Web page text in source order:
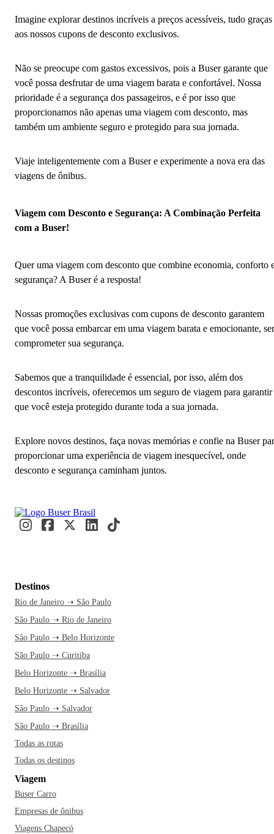
Imagine explorar destinos incríveis a preços acessíveis, tudo graças
aos nossos cupons de desconto exclusivos.
Não se preocupe com gastos excessivos, pois a Buser garante que
você possa desfrutar de uma viagem barata e confortável. Nossa
prioridade é a segurança dos passageiros, e é por isso que
proporcionamos não apenas uma viagem com desconto, mas
também um ambiente seguro e protegido para sua jornada.
Viaje inteligentemente com a Buser e experimente a nova era das
viagens de ônibus.
Viagem com Desconto e Segurança: A Combinação Perfeita
com a Buser!
Quer uma viagem com desconto que combine economia, conforto
segurança? A Buser é a resposta!
Nossas promoções exclusivas com cupons de desconto garantem
que você possa embarcar em uma viagem barata e emocionante,
comprometer sua segurança.
Sabemos que a tranquilidade é essencial, por isso, além dos
descontos incríveis, oferecemos um seguro de viagem para garantir
que você esteja protegido durante toda a sua jornada.
Explore novos destinos, faça novas memórias e confie na Buser
proporcionar uma experiência de viagem inesquecível, onde
desconto e segurança caminham juntos.
Destinos
Rio de Janeiro ➝ São Paulo
São Paulo ➝ Rio de Janeiro
São Paulo ➝ Belo Horizonte
São Paulo ➝ Curitiba
Belo Horizonte ➝ Brasília
Belo Horizonte ➝ Salvador
São Paulo ➝ Salvador
São Paulo ➝ Brasília
Todas as rotas
Todas os destinos
Viagem
Buser Carro
Empresas de ônibus
Viagens Chapecó